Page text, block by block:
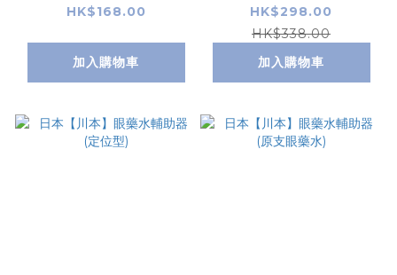
HK$168.00
加入購物車
用)
HK$298.00
HK$338.00
加入購物車